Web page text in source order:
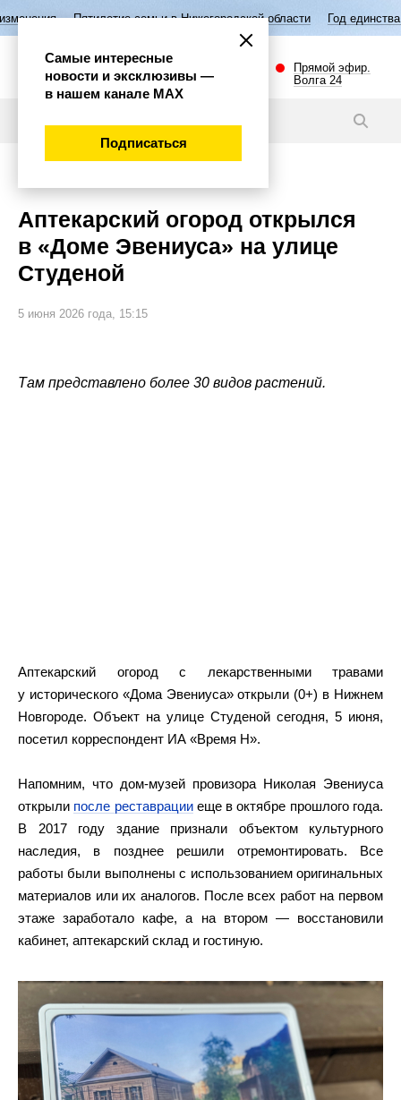
семьи в Нижегородской области Год единства народов России
Прямой эфир.
Волга 24
Аптекарский огород открылся
в «Доме Эвениуса» на улице
Студеной
5 июня 2026 года, 15:15
Там представлено более 30 видов растений.
Аптекарский огород с лекарственными травами
у исторического «Дома Эвениуса» открыли (0+) в Нижнем
Новгороде. Объект на улице Студеной сегодня, 5 июня,
посетил корреспондент ИА «Время Н».
Напомним, что дом-музей провизора Николая Эвениуса
открыли после реставрацииеще в октябре прошлого года.
В 2017 году здание признали объектом культурного
наследия, в позднее решили отремонтировать. Все
работы были выполнены с использованием оригинальных
материалов или их аналогов. После всех работ на первом
этаже заработало кафе, а на втором — восстановили
кабинет, аптекарский склад и гостиную.
Самые интересные
новости и эксклюзивы —
в нашем канале МАХ
Подписаться